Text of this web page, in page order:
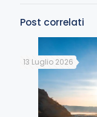
Post correlati
13 Luglio 2026